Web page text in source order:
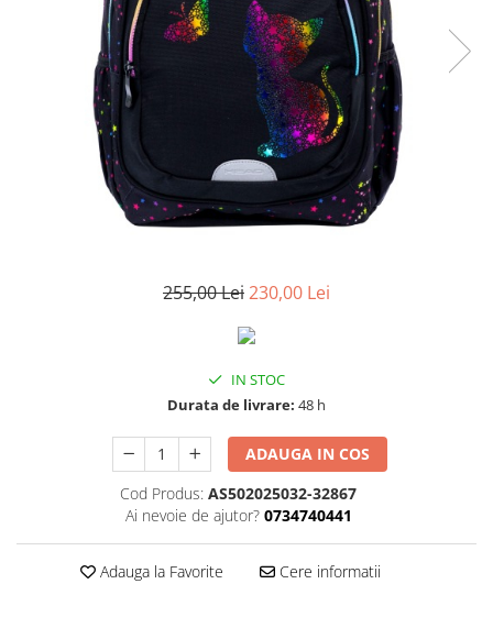
255,00 Lei230,00 Lei
IN STOC
Durata de livrare: 48 h
ADAUGA IN COS
Cod Produs: AS502025032-32867
Ai nevoie de ajutor? 0734740441
Adauga la Favorite Cere informatii